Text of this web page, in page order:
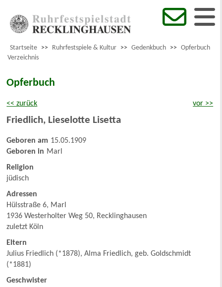
Startseite >> Ruhrfestspiele & Kultur >> Gedenkbuch >> Opferbuch
Verzeichnis
Opferbuch
<< zurück vor >>
Friedlich, Lieselotte Lisetta
Geboren am 15.05.1909
Geboren in Marl
Religion
jüdisch
Adressen
Hülsstraße 6, Marl
1936 Westerholter Weg 50, Recklinghausen
zuletzt Köln
Eltern
Julius Friedlich (*1878), Alma Friedlich, geb. Goldschmidt
(*1881)
Geschwister